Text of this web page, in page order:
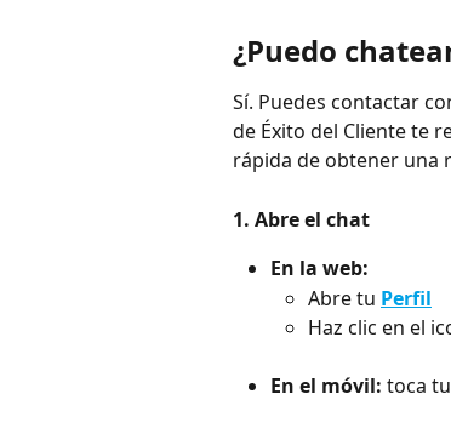
¿Puedo
Sí. Puedes contactar
de Éxito del Cliente te
rápida de obtener una
1. Abre el chat
En la web:
Abre tu Perfil
Haz clic en el
En el móvil: toca